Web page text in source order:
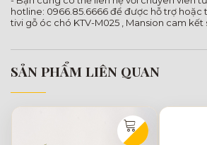
hotline: 0966.85.6666 để được hỗ trợ hoặc
tivi gỗ óc chó KTV-M025 , Mansion cam kết
SẢN PHẨM LIÊN QUAN